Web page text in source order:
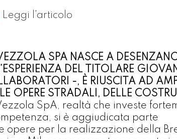
Leggi l'articolo
SPA NASCE A
DEL TITOLARE
-, È RIUSCITA AD
OPERE STRADALI, DELLE
SpA, realtà che investe
si è aggiudicata parte
opere per la realizzazione della